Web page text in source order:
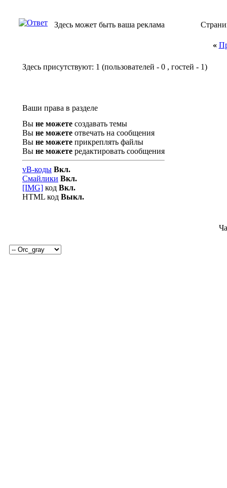
Здесь может быть ваша реклама
«
Здесь присутствуют: 1 (пользователей - 0 , гостей - 1)
Ваши права в разделе
Вы не можете создавать темы
Вы не можете отвечать на сообщения
Вы не можете прикреплять файлы
Вы не можете редактировать сообщения
vB-коды Вкл.
Смайлики Вкл.
[IMG] код Вкл.
HTML код Выкл.